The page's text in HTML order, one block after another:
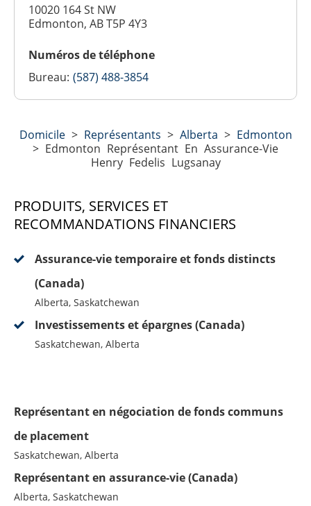
10020 164 St NW
Edmonton, AB T5P 4Y3
Numéros de téléphone
Bureau: (587) 488-3854
Domicile> Représentants > Alberta > Edmonton
> Edmonton Représentant En Assurance-Vie
Henry Fedelis Lugsanay
PRODUITS, SERVICES ET
RECOMMANDATIONS FINANCIERS
Assurance-vie temporaire et fonds distincts
(Canada)
Alberta, Saskatchewan
Investissements et épargnes (Canada)
Saskatchewan, Alberta
Représentant en négociation de fonds communs
de placement
Saskatchewan, Alberta
Représentant en assurance-vie (Canada)
Alberta, Saskatchewan